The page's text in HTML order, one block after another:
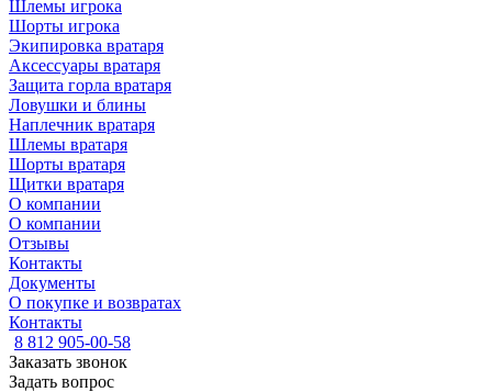
Шлемы игрока
Шорты игрока
Экипировка вратаря
Аксессуары вратаря
Защита горла вратаря
Ловушки и блины
Наплечник вратаря
Шлемы вратаря
Шорты вратаря
Щитки вратаря
О компании
О компании
Отзывы
Контакты
Документы
О покупке и возвратах
Контакты
8 812 905-00-58
Заказать звонок
Задать вопрос